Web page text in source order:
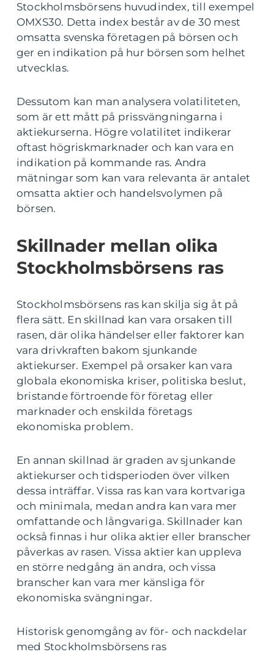
Stockholmsbörsens huvudindex, till exempel
OMXS30. Detta index består av de 30 mest
omsatta svenska företagen på börsen och
ger en indikation på hur börsen som helhet
utvecklas.
Dessutom kan man analysera volatiliteten,
som är ett mått på prissvängningarna i
aktiekurserna. Högre volatilitet indikerar
oftast högriskmarknader och kan vara en
indikation på kommande ras. Andra
mätningar som kan vara relevanta är antalet
omsatta aktier och handelsvolymen på
börsen.
Skillnader mellan olika
Stockholmsbörsens ras
Stockholmsbörsens ras kan skilja sig åt på
flera sätt. En skillnad kan vara orsaken till
rasen, där olika händelser eller faktorer kan
vara drivkraften bakom sjunkande
aktiekurser. Exempel på orsaker kan vara
globala ekonomiska kriser, politiska beslut,
bristande förtroende för företag eller
marknader och enskilda företags
ekonomiska problem.
En annan skillnad är graden av sjunkande
aktiekurser och tidsperioden över vilken
dessa inträffar. Vissa ras kan vara kortvariga
och minimala, medan andra kan vara mer
omfattande och långvariga. Skillnader kan
också finnas i hur olika aktier eller branscher
påverkas av rasen. Vissa aktier kan uppleva
en större nedgång än andra, och vissa
branscher kan vara mer känsliga för
ekonomiska svängningar.
Historisk genomgång av för- och nackdelar
med Stockholmsbörsens ras